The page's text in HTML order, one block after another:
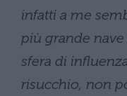
infatti a me
più grande
sfera di
risucchio, non